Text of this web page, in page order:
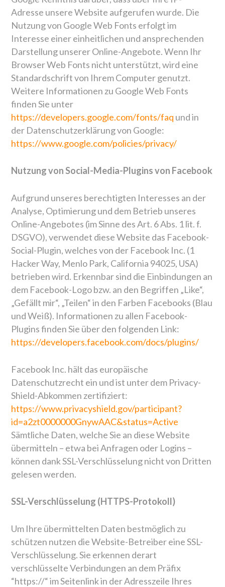
Adresse unsere Website aufgerufen wurde. Die
Nutzung von Google Web Fonts erfolgt im
Interesse einer einheitlichen und ansprechenden
Darstellung unserer Online-Angebote. Wenn Ihr
Browser Web Fonts nicht unterstützt, wird eine
Standardschrift von Ihrem Computer genutzt.
Weitere Informationen zu Google Web Fonts
finden Sie unter
https://developers.google.com/fonts/faq und in
der Datenschutzerklärung von Google:
https://www.google.com/policies/privacy/
Nutzung von Social-Media-Plugins von Facebook
Aufgrund unseres berechtigten Interesses an der
Analyse, Optimierung und dem Betrieb unseres
Online-Angebotes (im Sinne des Art. 6 Abs. 1 lit. f.
DSGVO), verwendet diese Website das Facebook-
Social-Plugin, welches von der Facebook Inc. (1
Hacker Way, Menlo Park, California 94025, USA)
betrieben wird. Erkennbar sind die Einbindungen an
dem Facebook-Logo bzw. an den Begriffen „Like“,
„Gefällt mir“, „Teilen“ in den Farben Facebooks (Blau
und Weiß). Informationen zu allen Facebook-
Plugins finden Sie über den folgenden Link:
https://developers.facebook.com/docs/plugins/
Facebook Inc. hält das europäische
Datenschutzrecht ein und ist unter dem Privacy-
Shield-Abkommen zertifiziert:
https://www.privacyshield.gov/participant?
id=a2zt0000000GnywAAC&status=Active
Sämtliche Daten, welche Sie an diese Website
übermitteln – etwa bei Anfragen oder Logins –
können dank SSL-Verschlüsselung nicht von Dritten
gelesen werden.
SSL-Verschlüsselung (HTTPS-Protokoll)
Um Ihre übermittelten Daten bestmöglich zu
schützen nutzen die Website-Betreiber eine SSL-
Verschlüsselung. Sie erkennen derart
verschlüsselte Verbindungen an dem Präfix
“https://“ im Seitenlink in der Adresszeile Ihres